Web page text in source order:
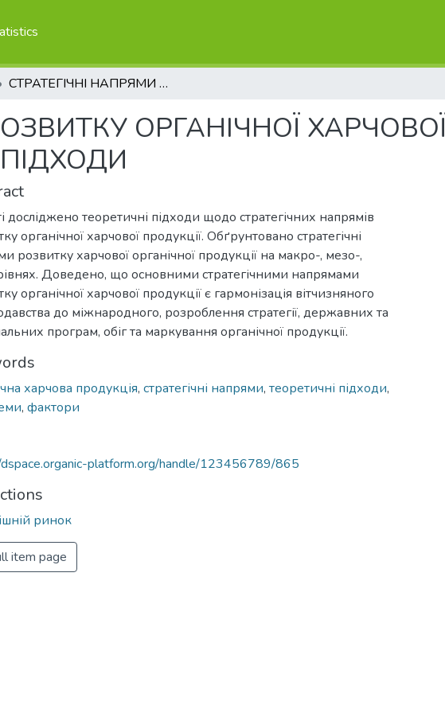
СТРАТЕГІЧНІ НАПРЯМИ РОЗВИТКУ ОРГАНІЧНОЇ ХАРЧОВОЇ ПРОДУКЦІЇ: ТЕОРЕТИЧНІ ПІДХОДИ
ОРГАНІЧНОЇ ХАРЧОВОЇ
досліджено теоретичні підходи щодо стратегічних напрямів
органічної харчової продукції. Обґрунтовано стратегічні
розвитку харчової органічної продукції на макро-, мезо-,
Доведено, що основними стратегічними напрямами
органічної харчової продукції є гармонізація вітчизняного
до міжнародного, розроблення стратегії, державних та
програм, обіг та маркування органічної продукції.
харчова продукція, стратегічні напрями, теоретичні підходи,
, фактори
platform.org/handle/123456789/865
ринок
item page